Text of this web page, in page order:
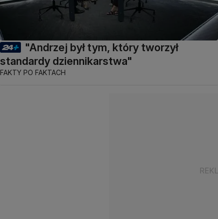
"Andrzej był tym, który tworzył
standardy dziennikarstwa"
FAKTY PO FAKTACH